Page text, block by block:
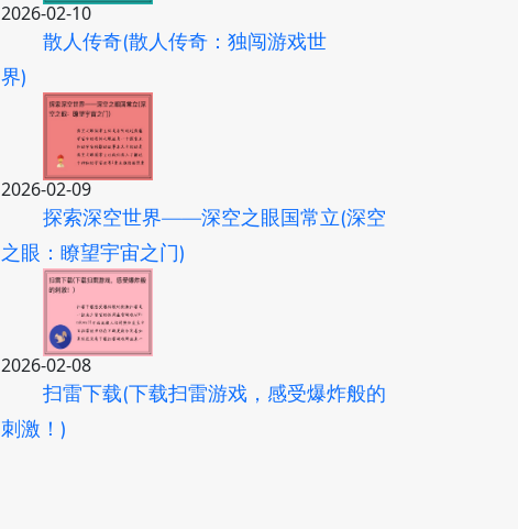
2026-02-10
散人传奇(散人传奇：独闯游戏世
界)
2026-02-09
探索深空世界——深空之眼国常立(深空
之眼：瞭望宇宙之门)
2026-02-08
扫雷下载(下载扫雷游戏，感受爆炸般的
刺激！)